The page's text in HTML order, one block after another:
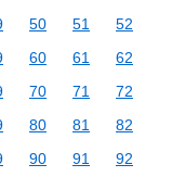
50 51
52
60 61
62
70 71
72
80 81
82
90 91
92